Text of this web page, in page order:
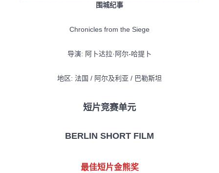
围城纪事
Chronicles from the Siege
导演: 阿卜达拉·阿尔-哈提卜
地区: 法国 / 阿尔及利亚 / 巴勒斯坦
短片竞赛单元
BERLIN SHORT FILM
最佳短片金熊奖